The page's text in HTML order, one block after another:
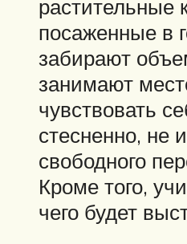
растительные
посаженные в
забирают
занимают
чувствовать
стесненно, не
свободного
Кроме того,
чего будет